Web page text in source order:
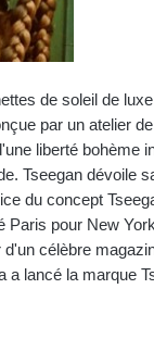
de soleil de
par un atelier
liberté bohème
Tseegan dévoile
du concept
pour New
célèbre
lancé la marque